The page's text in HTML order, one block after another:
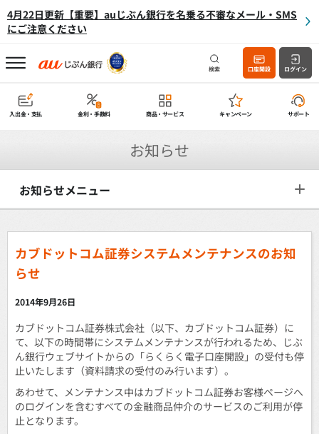
4月22日更新【重要】auじぶん銀行を名乗る不審なメール・SMS
にご注意ください
検索 口座開設 ログイン
入出金・支払 金利・手数料 商品・サービス キャンペーン サポート
お知らせ
お知らせメニュー
カブドットコム証券システムメンテナンスのお知
らせ
2014年9月26日
カブドットコム証券株式会社（以下、カブドットコム証券）に
て、以下の時間帯にシステムメンテナンスが行われるため、じぶ
ん銀行ウェブサイトからの「らくらく電子口座開設」の受付も停
止いたします（資料請求の受付のみ行います）。
あわせて、メンテナンス中はカブドットコム証券お客様ページへ
のログインを含むすべての金融商品仲介のサービスのご利用が停
止となります。